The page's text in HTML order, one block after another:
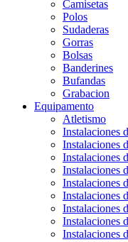
Camisetas
Polos
Sudaderas
Gorras
Bolsas
Banderines
Bufandas
Grabacion
Equipamento
Atletismo
Instalaciones
Instalaciones
Instalaciones
Instalaciones
Instalaciones
Instalaciones
Instalaciones
Instalaciones
Instalaciones